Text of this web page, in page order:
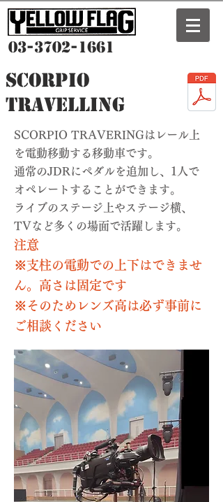
03-3702-1661
Scorpio
travelling
SCORPIO TRAVERINGはレール上
を電動移動する移動車です。
通常のJDRにペダルを追加し、1人で
オペレートすることができます。
​ライブのステージ上やステージ横、
TVなど多くの場面で活躍します。
注意
※支柱の電動での上下はできませ
ん。高さは固定です
​※そのためレンズ高は必ず事前に
ご相談ください